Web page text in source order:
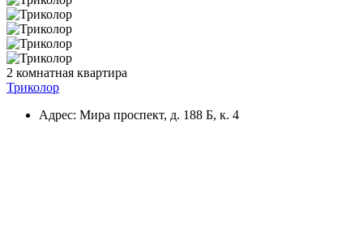
2 комнатная квартира
Триколор
Адрес: Мира проспект, д. 188 Б, к. 4